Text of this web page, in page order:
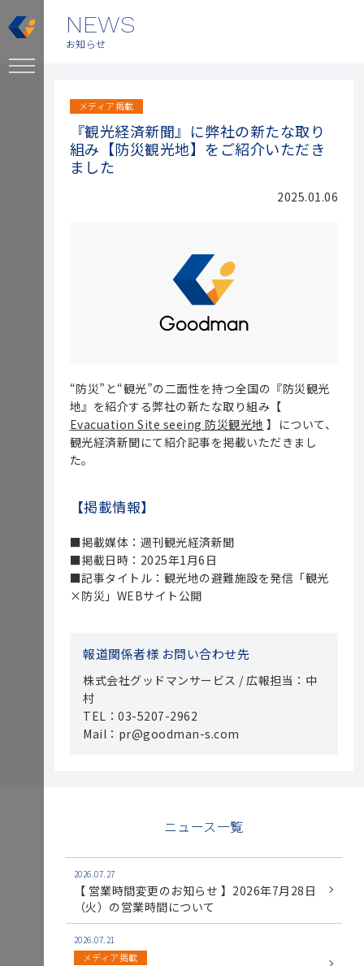
NEWS
お知らせ
メディア掲載
『観光経済新聞』に弊社の新たな取り
組み【防災観光地】をご紹介いただき
ました
2025.01.06
“防災”と“観光”の二面性を持つ全国の『防災観光
地』を紹介する弊社の新たな取り組み【
Evacuation Site seeing 防災観光地 】について、
観光経済新聞にて紹介記事を掲載いただきまし
た。
【掲載情報】
■掲載媒体：週刊観光経済新聞
■掲載日時：2025年1月6日
■記事タイトル：観光地の避難施設を発信「観光
×防災」WEBサイト公開
報道関係者様 お問い合わせ先
株式会社グッドマンサービス / 広報担当：中
村
TEL：03-5207-2962
Mail：pr@goodman-s.com
ニュース一覧
2026.07.27
【 営業時間変更のお知らせ 】2026年7月28日
（火）の営業時間について
2026.07.21
メディア掲載